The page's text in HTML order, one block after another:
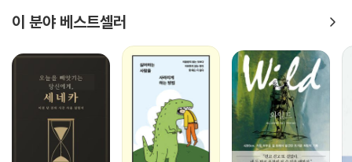
이 분야 베스트셀러